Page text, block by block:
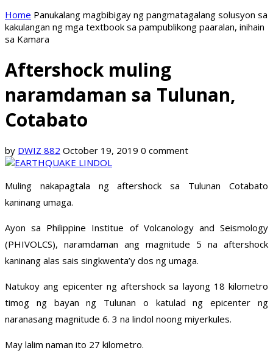
Home Panukalang magbibigay ng pangmatagalang solusyon sa
kakulangan ng mga textbook sa pampublikong paaralan, inihain
sa Kamara
Aftershock muling
naramdaman sa Tulunan,
Cotabato
by DWIZ 882 October 19, 2019 0 comment
Muling nakapagtala ng aftershock sa Tulunan Cotabato
kaninang umaga.
Ayon sa Philippine Institue of Volcanology and Seismology
(PHIVOLCS), naramdaman ang magnitude 5 na aftershock
kaninang alas sais singkwenta’y dos ng umaga.
Natukoy ang epicenter ng aftershock sa layong 18 kilometro
timog ng bayan ng Tulunan o katulad ng epicenter ng
naranasang magnitude 6. 3 na lindol noong miyerkules.
May lalim naman ito 27 kilometro.